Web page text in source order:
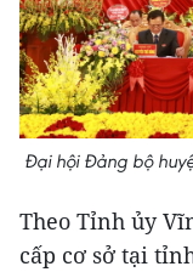
Đại hội Đảng bộ
Theo Tỉnh ủy
cấp cơ sở tại